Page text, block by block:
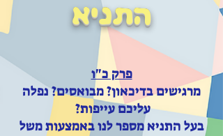
התניא
פרק כ"ו
מרגישים בדיכאון? מבואסים? נפלה
עליכם עייפות?
בעל התניא מספר לנו באמצעות משל